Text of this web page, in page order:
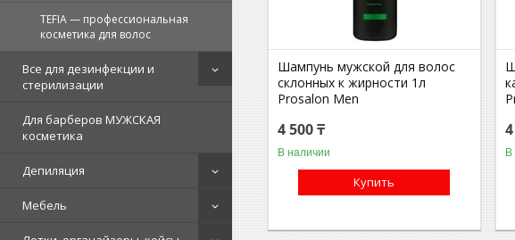
TEFIA — профессиональная
косметика для волос
Все для дезинфекции и
стерилизации
Для барберов МУЖСКАЯ
косметика
Депиляция
Мебель
Шампунь мужской для волос
склонных к жирности 1л
Prosalon Men
4 500 ₸
В наличии
Купить
В